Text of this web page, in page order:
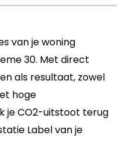
van je woning
30. Met direct
als resultaat, zowel
hoge
je CO2-uitstoot terug
Label van je